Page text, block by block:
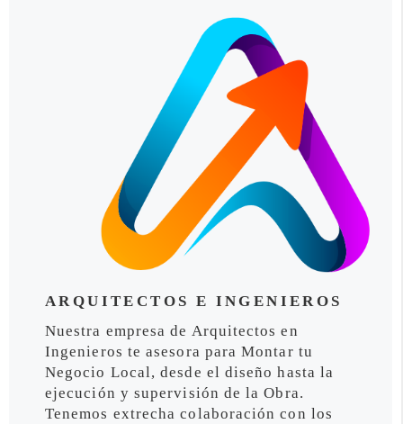
ARQUITECTOS E INGENIEROS
Nuestra empresa de Arquitectos en
Ingenieros te asesora para Montar tu
Negocio Local, desde el diseño hasta la
ejecución y supervisión de la Obra.
Tenemos extrecha colaboración con los